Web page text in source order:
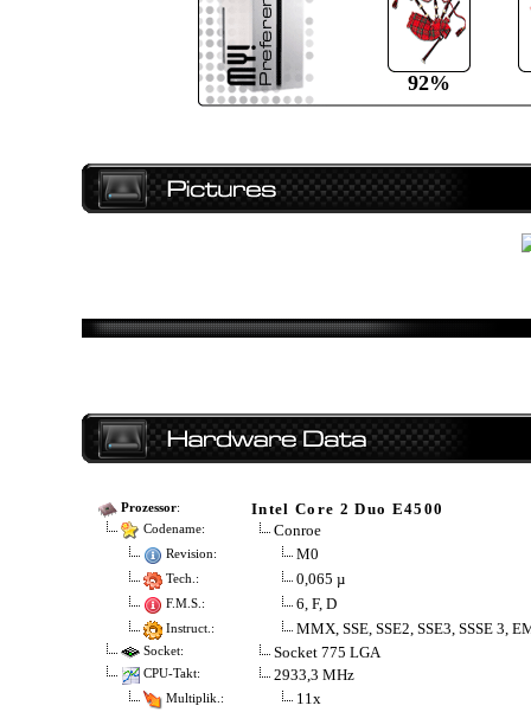
92%
Prozessor: Intel Core 2 Duo E4500
Codename: Conroe
Revision: M0
Tech.: 0,065 µ
F.M.S.: 6, F, D
Instruct.: MMX, SSE, SSE2, SSE3, SSSE 3,
Socket: Socket 775 LGA
CPU-Takt: 2933,3 MHz
Multiplik.: 11x